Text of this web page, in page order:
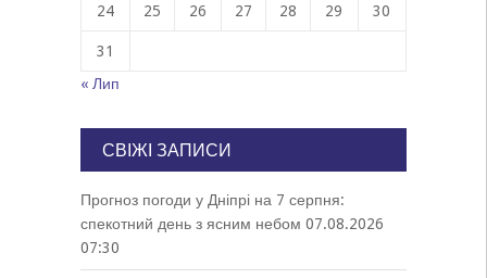
24 25 26 27 28 29 30
31
« Лип
СВІЖІ ЗАПИСИ
Прогноз погоди у Дніпрі на 7 серпня:
спекотний день з ясним небом 07.08.2026
07:30